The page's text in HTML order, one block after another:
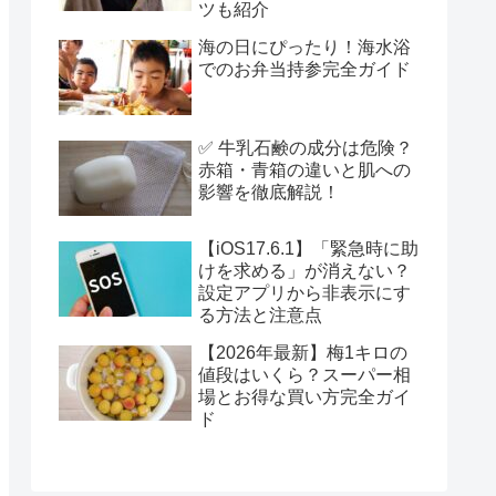
ツも紹介
海の日にぴったり！海水浴
でのお弁当持参完全ガイド
✅ 牛乳石鹸の成分は危険？
赤箱・青箱の違いと肌への
影響を徹底解説！
【iOS17.6.1】「緊急時に助
けを求める」が消えない？
設定アプリから非表示にす
る方法と注意点
【2026年最新】梅1キロの
値段はいくら？スーパー相
場とお得な買い方完全ガイ
ド